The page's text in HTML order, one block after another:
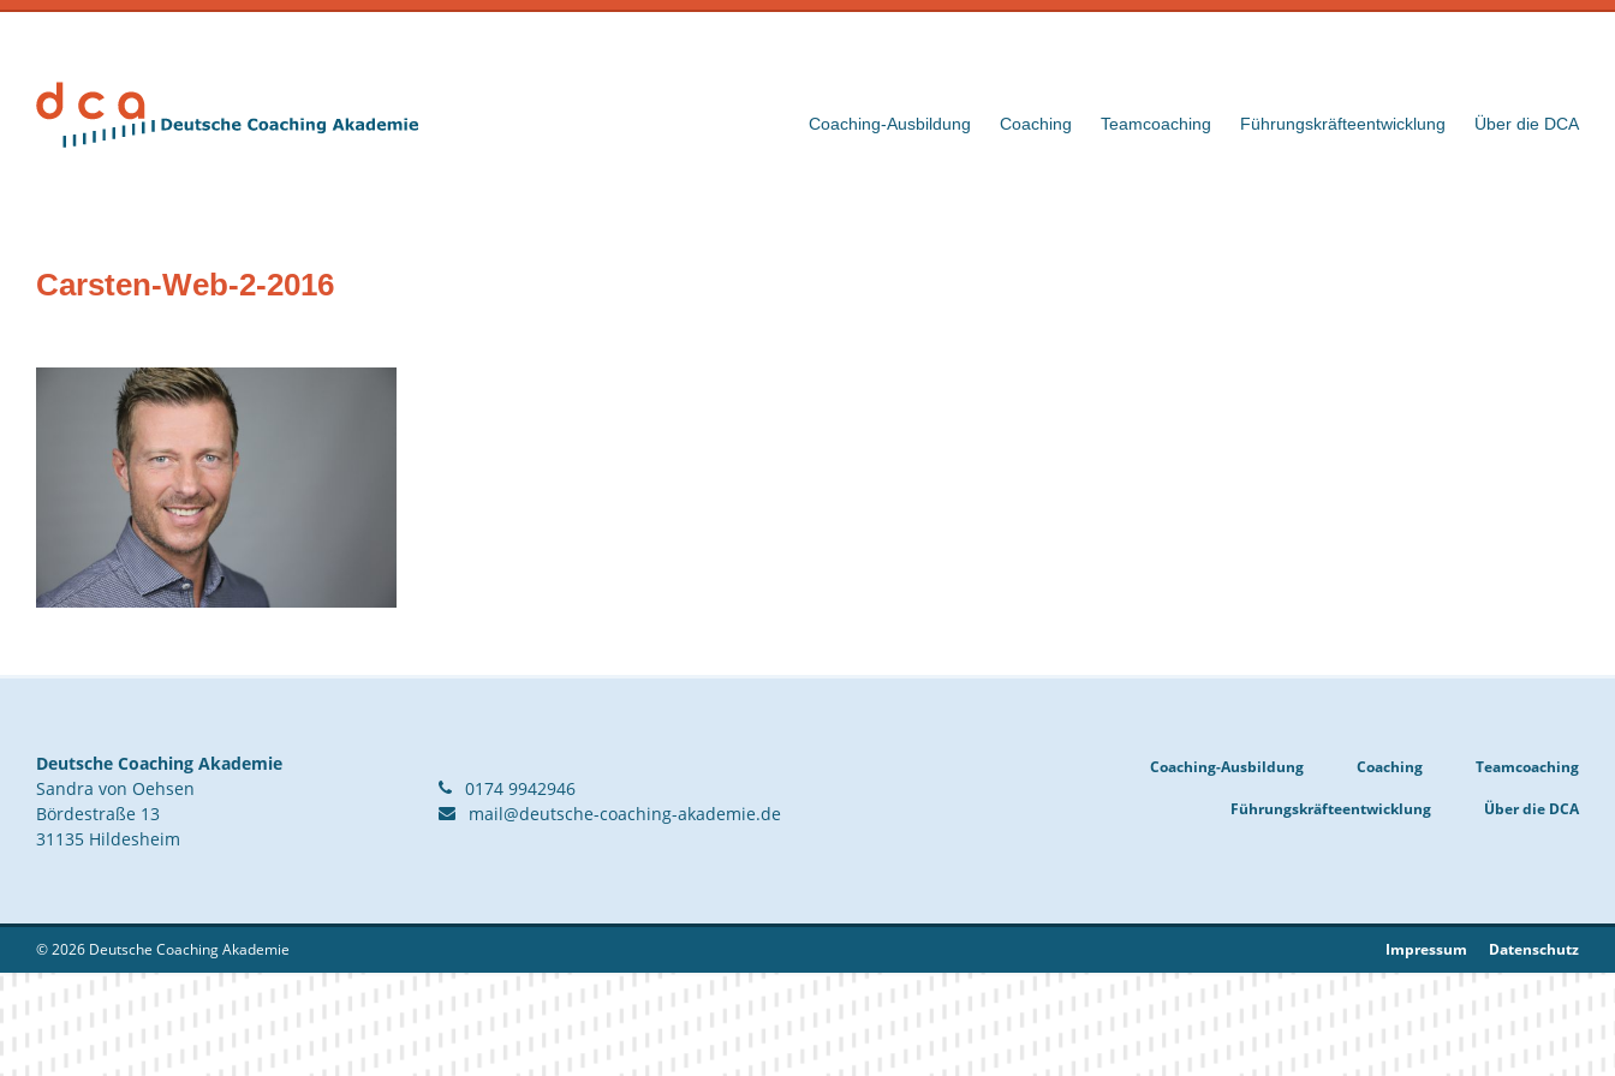
Coaching-Ausbildung Coaching Teamcoaching Führungskräfteentwicklung Über die DCA
Carsten-Web-2-2016
Deutsche Coaching Akademie
Sandra von Oehsen
Bördestraße 13
31135 Hildesheim
0174 9942946
mail@deutsche-coaching-akademie.de
Coaching-Ausbildung Coaching Teamcoaching
Führungskräfteentwicklung Über die DCA
© 2026 Deutsche Coaching Akademie Impressum Datenschutz